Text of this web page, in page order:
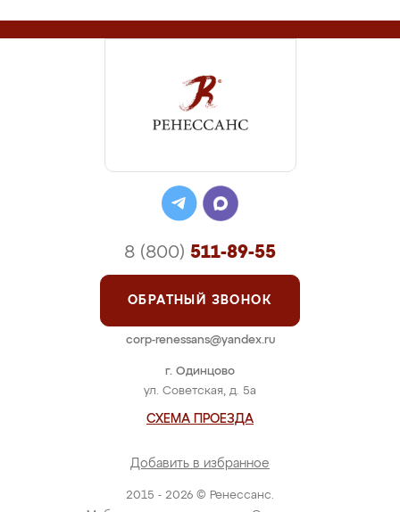
2015 - 2026 © Ренессанс.
г. Одинцово
ул. Советская, д. 5а
СХЕМА ПРОЕЗДА
Добавить в избранное
8 (800) 511-89-55
ОБРАТНЫЙ ЗВОНОК
corp-renessans@yandex.ru